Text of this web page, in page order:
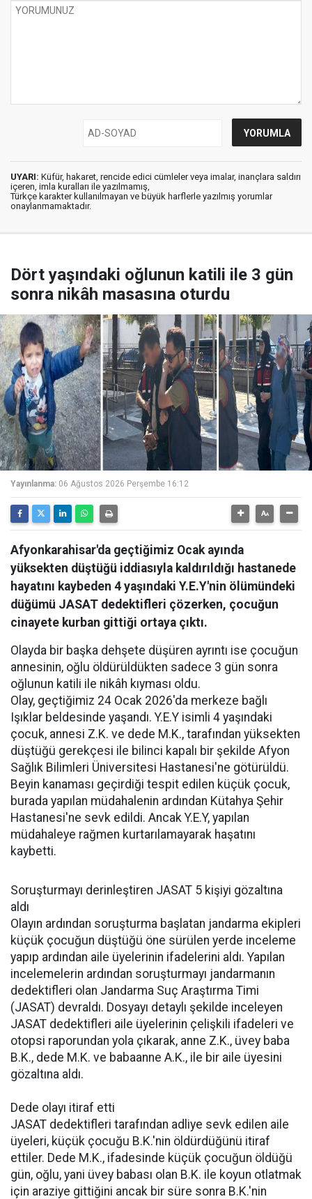
UYARI: Küfür, hakaret, rencide edici cümleler veya imalar, inançlara saldırı
içeren, imla kuralları ile yazılmamış,
Türkçe karakter kullanılmayan ve büyük harflerle yazılmış yorumlar
onaylanmamaktadır.
Dört yaşındaki oğlunun katili ile 3 gün
sonra nikâh masasına oturdu
Yayınlanma: 06 Ağustos 2026 Perşembe 16:12
Afyonkarahisar'da geçtiğimiz Ocak ayında
yüksekten düştüğü iddiasıyla kaldırıldığı hastanede
hayatını kaybeden 4 yaşındaki Y.E.Y'nin ölümündeki
düğümü JASAT dedektifleri çözerken, çocuğun
cinayete kurban gittiği ortaya çıktı.
Olayda bir başka dehşete düşüren ayrıntı ise çocuğun
annesinin, oğlu öldürüldükten sadece 3 gün sonra
oğlunun katili ile nikâh kıyması oldu.
Olay, geçtiğimiz 24 Ocak 2026'da merkeze bağlı
Işıklar beldesinde yaşandı. Y.E.Y isimli 4 yaşındaki
çocuk, annesi Z.K. ve dede M.K., tarafından yüksekten
düştüğü gerekçesi ile bilinci kapalı bir şekilde Afyon
Sağlık Bilimleri Üniversitesi Hastanesi'ne götürüldü.
Beyin kanaması geçirdiği tespit edilen küçük çocuk,
burada yapılan müdahalenin ardından Kütahya Şehir
Hastanesi'ne sevk edildi. Ancak Y.E.Y, yapılan
müdahaleye rağmen kurtarılamayarak haşatını
kaybetti.
Soruşturmayı derinleştiren JASAT 5 kişiyi gözaltına
aldı
Olayın ardından soruşturma başlatan jandarma ekipleri
küçük çocuğun düştüğü öne sürülen yerde inceleme
yapıp ardından aile üyelerinin ifadelerini aldı. Yapılan
incelemelerin ardından soruşturmayı jandarmanın
dedektifleri olan Jandarma Suç Araştırma Timi
(JASAT) devraldı. Dosyayı detaylı şekilde inceleyen
JASAT dedektifleri aile üyelerinin çelişkili ifadeleri ve
otopsi raporundan yola çıkarak, anne Z.K., üvey baba
B.K., dede M.K. ve babaanne A.K., ile bir aile üyesini
gözaltına aldı.
Dede olayı itiraf etti
JASAT dedektifleri tarafından adliye sevk edilen aile
üyeleri, küçük çocuğu B.K.'nin öldürdüğünü itiraf
ettiler. Dede M.K., ifadesinde küçük çocuğun öldüğü
gün, oğlu, yani üvey babası olan B.K. ile koyun otlatmak
için araziye gittiğini ancak bir süre sonra B.K.'nin